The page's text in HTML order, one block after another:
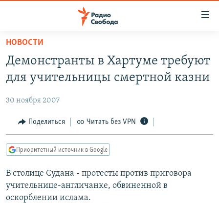
упрощенного
доступа
основному
Вернутся
главной
навигации
Вернутся
поиску
ПОДКАСТЫ
АВТОРСКИЕ ПРОЕКТЫ
ЦИТАТЫ СВОБОДЫ
МНЕНИЯ
IDEL.РЕАЛИИ
КАВКАЗ.РЕАЛИИ
СЕВЕР.РЕАЛИИ
НОВОСТИ
Демонстранты в Хартуме требуют
для учительницы смертной казни
30 ноября 2007
Поделиться Читать без VPN
Приоритетный источник в Google
В столице Судана - протесты против приговора
учительнице-англичанке, обвиненной в
оскорблении ислама.